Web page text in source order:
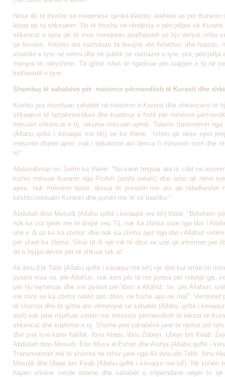
Nëse do të thoshe se meqenëse qenka kështu, atëherë as për Kuranin
lejuar që ta shkruanin. Do të thosha se rëndësia e përcjelljes së
shkencat e tjera që të mos mendonin analfabetët se kjo detyrë ishte
që lexonin. Kështu ata vazhduan ta lexojnë atë fshehtas dhe haptas,
xhamitë e tyre në vetmi dhe në publik në namazet e tyre; pra, përcjellja
mënyra të ndryshme. Të gjithë ishin të ngarkuar për ruajtjen e tij në
kraharorët e tyre.
Shembuj të sahabëve për mësimin përmendësh të Kuranit dhe
Kështu pra triumfuan sahabët në mësimin e Kuranit dhe shkencave të
shkaqeve të lartpërmendura dhe kujdesja e fortë për mësimin
mësuan shkencat e tij, sikurse mësuan ajetet. Taberiu transmeton nga
(Allahu qoftë i kënaqur me të!) se ka thënë: "Ishim që nëse njeri
mësonte dhjetë ajete, nuk i tejkalonte ato derisa t'i mësonte mirë dhe
to".
Abdurrahman es Selmi ka thënë: "Na kanë treguar ata të cilët na
kishin mësuar Kuranin nga Profeti (alejhi selam) dhe ishin që nëse
ajete, nuk mësonin tjetër, derisa të punonin me ato që ndodheshin
kështu mësuam Kuranin dhe punën me të së bashku."
Abdullah ibnu Mesudi (Allahu qoftë i kënaqur me të!) thotë: "Betohem
nuk ka zot tjetër me të drejtë veç Tij, nuk ka zbritur sure nga libri i
unë e di se ku ka zbritur; dhe nuk ka zbritur ajet nga libri i Allahut
për çfarë ka zbritur. Sikur të di një më të ditur se unë që informon për
do ti hypja deves për të shkuar tek ai".
Ali ibnu Ebi Talib (Allahu qoftë i kënaqur me të!) një ditë kur ishte në
pyesni mua se, për Allahun, nuk keni për të më pyetur për ndonjë gjë,
për t'ju lajmëruar dhe më pyesni për librin e Allahut, se, për Allahun,
më mirë se ka zbritur natën apo ditën, në fushë apo në mal". Versionet
të shumta dhe të gjitha ato vërtetojnë se sahabët (Allahu qoftë i
ata!) nuk janë mjaftuar vetëm me mësimin përmendësh të tekstit të
shkencat dhe kuptimet e tij. Shumë prej sahabëve janë të njohur për
dhe prej tyre katër halifet, Ibnu Abasi, Ibnu Zubejri, Ubeje bni Keab,
Abdullah ibnu Mesudi, Ebu Musa el Eshari dhe Aishja (Allahu qoftë i
Transmetimet më të shumta në tefsir janë nga Ali ibnu ebi Talib, Ibnu
Mesudi dhe Ubeje bni Keab (Allahu qoftë i kënaqur me ta!). Në kohën
hapën shumë vende islame dhe sahabët u shpërndanë nëpër to